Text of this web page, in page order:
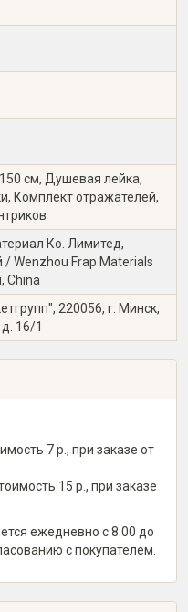
см, Душевая лейка,
Комплект отражателей,
Ко. Лимитед,
/ Wenzhou Frap Materials
China
220056, г. Минск,
16/1
7 р., при заказе от
15 р., при заказе
ежедневно с 8:00 до
с покупателем.